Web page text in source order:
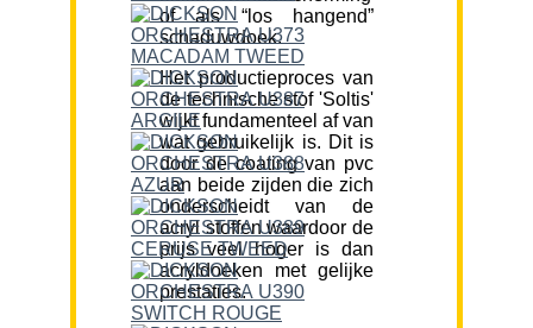
of als “los hangend”
schaduwdoek.
Het productieproces van
de technische stof 'Soltis'
wijkt fundamenteel af van
wat gebruikelijk is. Dit is
door de coating van pvc
aan beide zijden die zich
onderscheidt van de
acryl stoffen waardoor de
prijs veel hoger is dan
acryldoeken met gelijke
prestaties.